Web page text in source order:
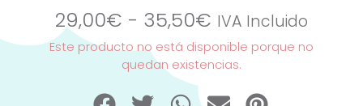
29,00€ - 35,50€ IVA Incluido
Este producto no está disponible porque no
quedan existencias.